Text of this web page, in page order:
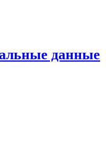
данные